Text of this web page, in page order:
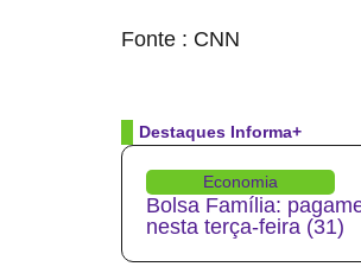
Fonte : CNN
Destaques Informa+
Economia
Bolsa Família:
nesta terça-feira (31)